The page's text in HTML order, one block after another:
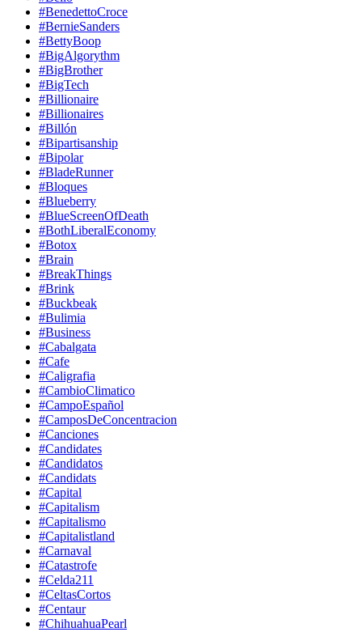
#BenedettoCroce
#BernieSanders
#BettyBoop
#BigAlgorythm
#BigBrother
#BigTech
#Billionaire
#Billionaires
#Billón
#Bipartisanship
#Bipolar
#BladeRunner
#Bloques
#Blueberry
#BlueScreenOfDeath
#BothLiberalEconomy
#Botox
#Brain
#BreakThings
#Brink
#Buckbeak
#Bulimia
#Business
#Cabalgata
#Cafe
#Caligrafia
#CambioClimatico
#CampoEspañol
#CamposDeConcentracion
#Canciones
#Candidates
#Candidatos
#Candidats
#Capital
#Capitalism
#Capitalismo
#Capitalistland
#Carnaval
#Catastrofe
#Celda211
#CeltasCortos
#Centaur
#ChihuahuaPearl